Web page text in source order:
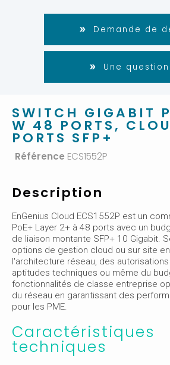
Demande de
Une question
SWITCH GIGABIT
W 48 PORTS,
PORTS SFP+
Référence ECS1552P
Description
EnGenius Cloud ECS1552P est un
PoE+ Layer 2+ à 48 ports avec un
de liaison montante SFP+ 10 Gigabit.
options de gestion cloud ou sur site
l'architecture réseau, des
aptitudes techniques ou même du
fonctionnalités de classe entreprise
du réseau en garantissant des
pour les PME.
Caractéristiques
techniques